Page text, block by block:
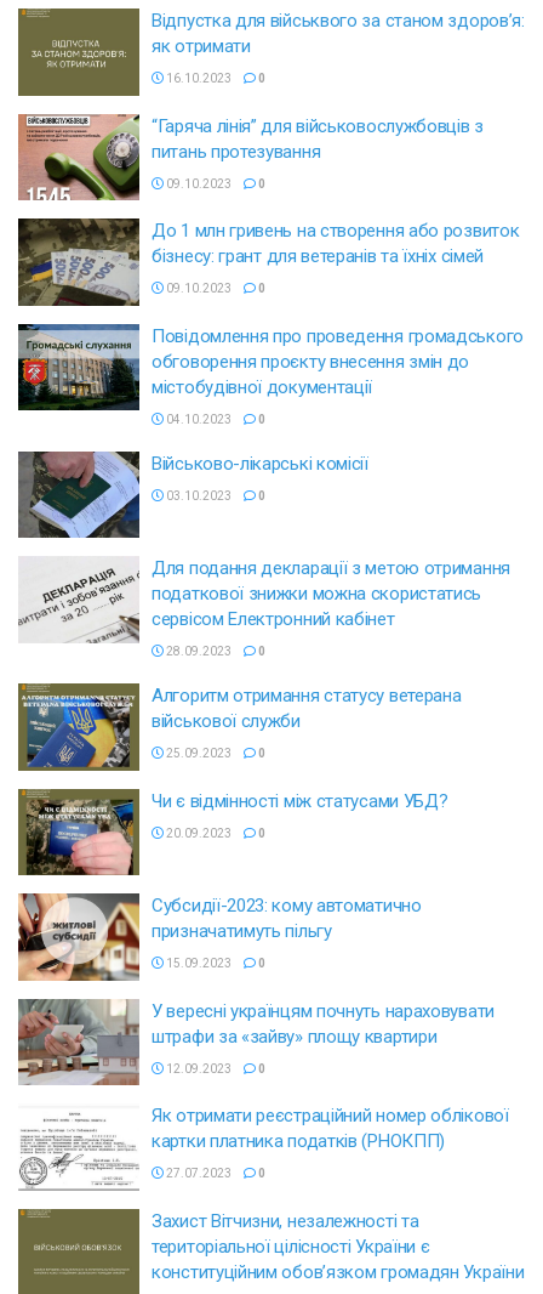
Відпустка для військвого за станом здоров’я:
як отримати
16.10.2023 0
“Гаряча лінія” для військовослужбовців з
питань протезування
09.10.2023 0
До 1 млн гривень на створення або розвиток
бізнесу: грант для ветеранів та їхніх сімей
09.10.2023 0
Повідомлення про проведення громадського
обговорення проєкту внесення змін до
містобудівної документації
04.10.2023 0
Військово-лікарські комісії
03.10.2023 0
Для подання декларації з метою отримання
податкової знижки можна скористатись
сервісом Електронний кабінет
28.09.2023 0
Алгоритм отримання статусу ветерана
військової служби
25.09.2023 0
Чи є відмінності між статусами УБД?
20.09.2023 0
Субсидії-2023: кому автоматично
призначатимуть пільгу
15.09.2023 0
У вересні українцям почнуть нараховувати
штрафи за «зайву» площу квартири
12.09.2023 0
Як отримати реєстраційний номер облікової
картки платника податків (РНОКПП)
27.07.2023 0
Захист Вітчизни, незалежності та
територіальної цілісності України є
конституційним обов’язком громадян України